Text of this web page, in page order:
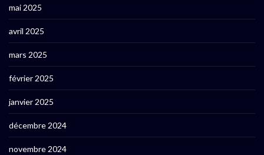
mai 2025
avril 2025
mars 2025
février 2025
janvier 2025
décembre 2024
novembre 2024